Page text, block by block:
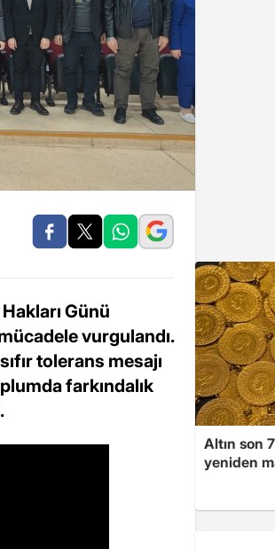
Günü
vurgulandı.
tolerans mesajı
farkındalık
Altın son
yeniden